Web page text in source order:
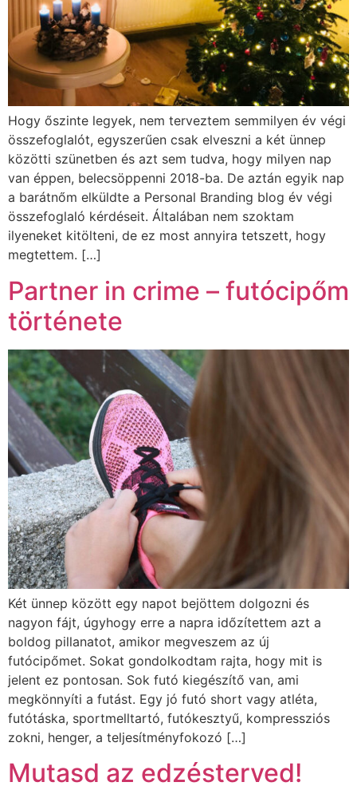
Hogy őszinte legyek, nem terveztem semmilyen év végi
összefoglalót, egyszerűen csak elveszni a két ünnep
közötti szünetben és azt sem tudva, hogy milyen nap
van éppen, belecsöppenni 2018-ba. De aztán egyik nap
a barátnőm elküldte a Personal Branding blog év végi
összefoglaló kérdéseit. Általában nem szoktam
ilyeneket kitölteni, de ez most annyira tetszett, hogy
megtettem. […]
Partner in crime – futócipőm
története
Két ünnep között egy napot bejöttem dolgozni és
nagyon fájt, úgyhogy erre a napra időzítettem azt a
boldog pillanatot, amikor megveszem az új
futócipőmet. Sokat gondolkodtam rajta, hogy mit is
jelent ez pontosan. Sok futó kiegészítő van, ami
megkönnyíti a futást. Egy jó futó short vagy atléta,
futótáska, sportmelltartó, futókesztyű, kompressziós
zokni, henger, a teljesítményfokozó […]
Mutasd az edzésterved!